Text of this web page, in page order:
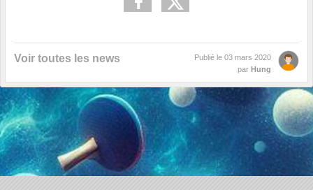
Voir toutes les news Publié le 03 mars 2020
par Hung